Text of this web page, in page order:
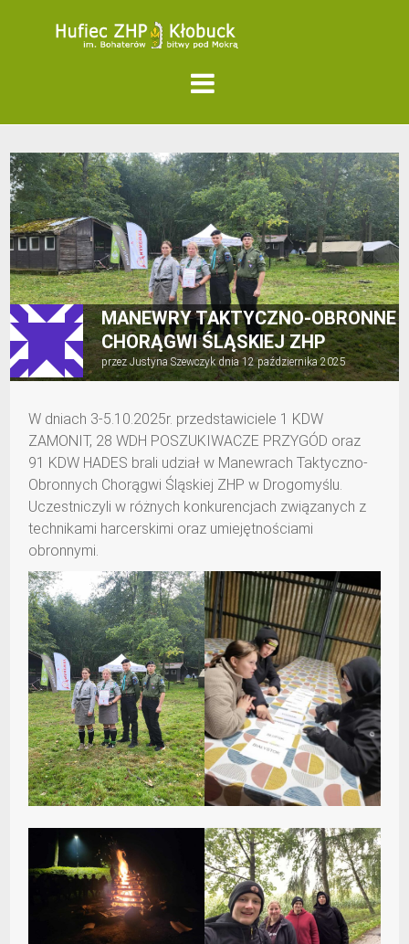
MANEWRY TAKTYCZNO-OBRONNE
CHORĄGWI ŚLĄSKIEJ ZHP
przezJustyna Szewczyk dnia12 października 2025
W dniach 3-5.10.2025r. przedstawiciele 1 KDW
ZAMONIT, 28 WDH POSZUKIWACZE PRZYGÓD oraz
91 KDW HADES brali udział w Manewrach Taktyczno-
Obronnych Chorągwi Śląskiej ZHP w Drogomyślu.
Uczestniczyli w różnych konkurencjach związanych z
technikami harcerskimi oraz umiejętnościami
obronnymi.